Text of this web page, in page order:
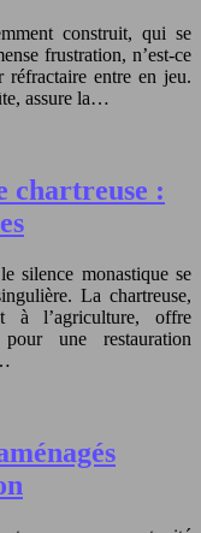
construit, qui se
frustration, n’est-ce
réfractaire entre en jeu.
assure la…
chartreuse :
silence monastique se
La chartreuse,
à l’agriculture, offre
une restauration